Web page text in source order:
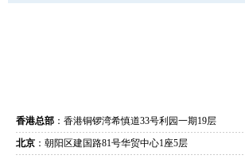
香港总部 ：香港铜锣湾希慎道33号利园一期19层
北京 ：朝阳区建国路81号华贸中心1座5层